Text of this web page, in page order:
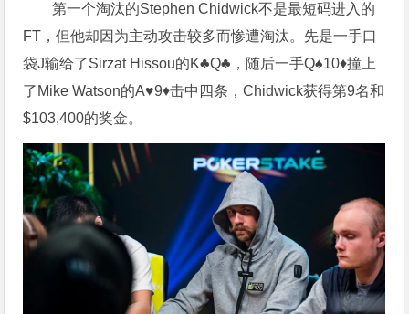
第一个淘汰的Stephen Chidwick不是最短码进入的
FT，但他却因为主动攻击较多而惨遭淘汰。先是一手口
袋J输给了Sirzat Hissou的K♣Q♣，随后一手Q♠10♦撞上
了Mike Watson的A♥9♦击中四条，Chidwick获得第9名和
$103,400的奖金。